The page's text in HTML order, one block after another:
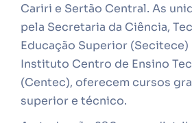
Cariri e Sertão Central. As
pela Secretaria da Ciência,
Educação Superior
Instituto Centro de Ensino
(Centec), oferecem cursos
superior e técnico.